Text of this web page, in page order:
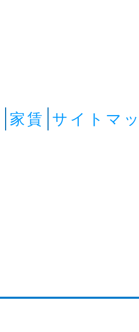
家賃 サイトマ